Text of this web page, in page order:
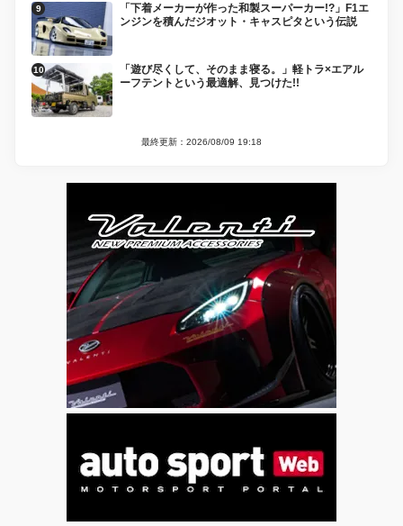
「下着メーカーが作った和製スーパーカー!?」F1エ
ンジンを積んだジオット・キャスピタという伝説
「遊び尽くして、そのまま寝る。」軽トラ×エアル
ーフテントという最適解、見つけた!!
最終更新：2026/08/09 19:18